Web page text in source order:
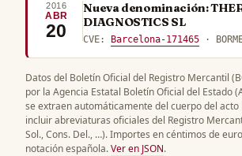
2016
ABR
20
Nueva denominación:
DIAGNOSTICS SL
CVE: Barcelona-171465 ·
Datos del Boletín Oficial del Registro Mercantil
por la Agencia Estatal Boletín Oficial del Estado
se extraen automáticamente del cuerpo del acto
incluir abreviaturas oficiales del Registro
Sol., Cons. Del., …). Importes en céntimos de
notación española.Ver en JSON.